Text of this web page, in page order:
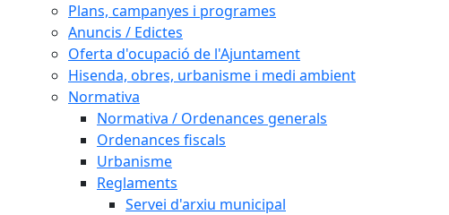
Plans, campanyes i programes
Anuncis / Edictes
Oferta d'ocupació de l'Ajuntament
Hisenda, obres, urbanisme i medi ambient
Normativa
Normativa / Ordenances generals
Ordenances fiscals
Urbanisme
Reglaments
Servei d'arxiu municipal